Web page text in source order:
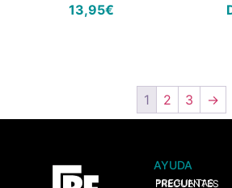
13,95€
1 2 3 →
AYUDA
> PREGUNTAS FRECUENTES